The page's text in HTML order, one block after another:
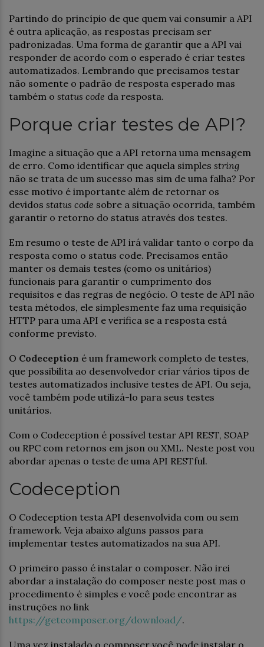
Partindo do princípio de que quem vai consumir a API
é outra aplicação, as respostas precisam ser
padronizadas. Uma forma de garantir que a API vai
responder de acordo com o esperado é criar testes
automatizados. Lembrando que precisamos testar
não somente o padrão de resposta esperado mas
também o status code da resposta.
Porque criar testes de API?
Imagine a situação que a API retorna uma mensagem
de erro. Como identificar que aquela simples string
não se trata de um sucesso mas sim de uma falha? Por
esse motivo é importante além de retornar os
devidos status code sobre a situação ocorrida, também
garantir o retorno do status através dos testes.
Em resumo o teste de API irá validar tanto o corpo da
resposta como o status code. Precisamos então
manter os demais testes (como os unitários)
funcionais para garantir o cumprimento dos
requisitos e das regras de negócio. O teste de API não
testa métodos, ele simplesmente faz uma requisição
HTTP para uma API e verifica se a resposta está
conforme previsto.
O Codeception é um framework completo de testes,
que possibilita ao desenvolvedor criar vários tipos de
testes automatizados inclusive testes de API. Ou seja,
você também pode utilizá-lo para seus testes
unitários.
Com o Codeception é possível testar API REST, SOAP
ou RPC com retornos em json ou XML. Neste post vou
abordar apenas o teste de uma API RESTful.
Codeception
O Codeception testa API desenvolvida com ou sem
framework. Veja abaixo alguns passos para
implementar testes automatizados na sua API.
O primeiro passo é instalar o composer. Não irei
abordar a instalação do composer neste post mas o
procedimento é simples e você pode encontrar as
instruções no link
https://getcomposer.org/download/.
Uma vez instalado o composer você pode instalar o